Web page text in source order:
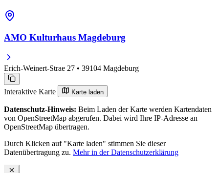
AMO Kulturhaus Magdeburg
Erich-Weinert-Strae 27 • 39104 Magdeburg
Interaktive Karte Karte laden
Datenschutz-Hinweis: Beim Laden der Karte werden Kartendaten
von OpenStreetMap abgerufen. Dabei wird Ihre IP-Adresse an
OpenStreetMap übertragen.
Durch Klicken auf "Karte laden" stimmen Sie dieser
Datenübertragung zu. Mehr in der Datenschutzerklärung